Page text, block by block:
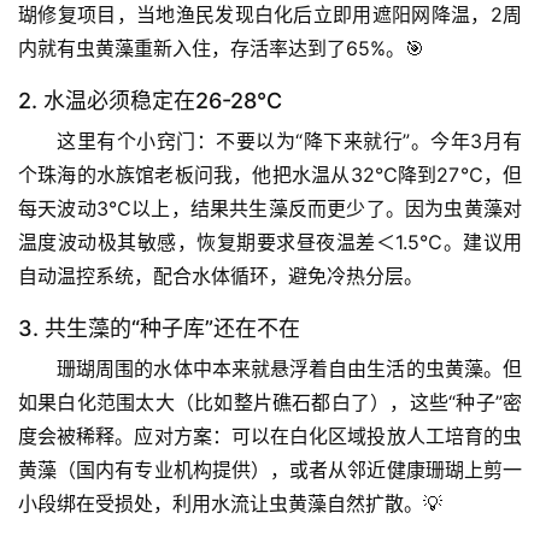
页
专
题
列
表
瑚修复项目，当地渔民发现白化后立即用遮阳网降温，2周
内就有虫黄藻重新入住，存活率达到了65%。🎯
2. 水温必须稳定在26-28℃
这里有个小窍门：不要以为“降下来就行”。今年3月有
个珠海的水族馆老板问我，他把水温从32℃降到27℃，但
每天波动3℃以上，结果共生藻反而更少了。因为虫黄藻对
温度波动极其敏感，恢复期要求昼夜温差＜1.5℃。建议用
自动温控系统，配合水体循环，避免冷热分层。
3. 共生藻的“种子库”还在不在
珊瑚周围的水体中本来就悬浮着自由生活的虫黄藻。但
如果白化范围太大（比如整片礁石都白了），这些“种子”密
度会被稀释。 应对方案：可以在白化区域投放人工培育的虫
黄藻（国内有专业机构提供），或者从邻近健康珊瑚上剪一
小段绑在受损处，利用水流让虫黄藻自然扩散。💡